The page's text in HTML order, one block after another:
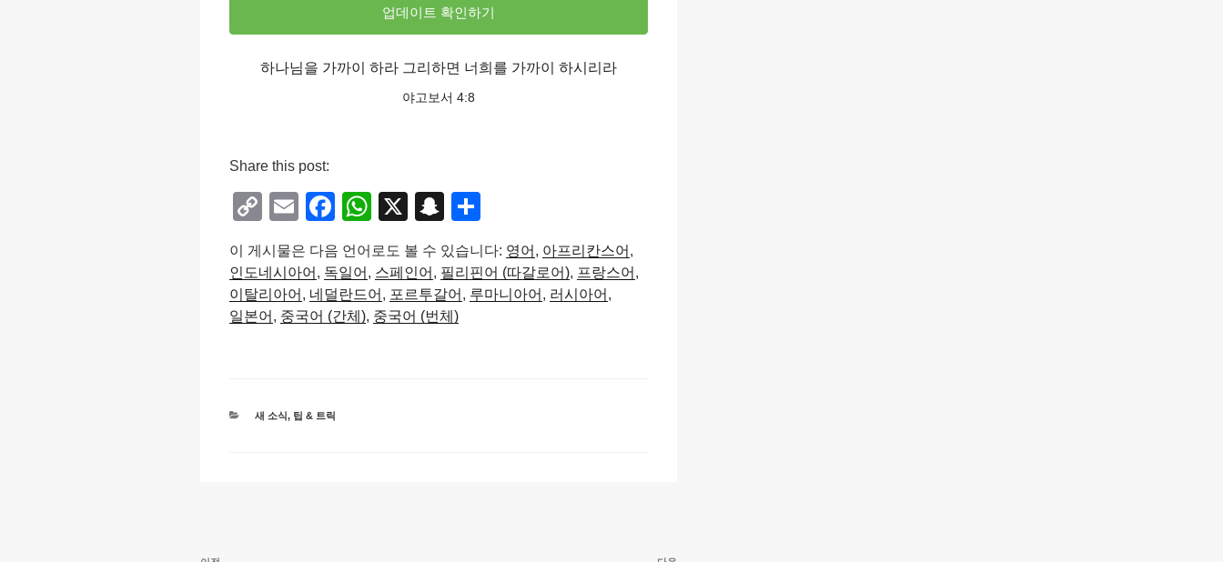
업데이트 확인하기
하나님을 가까이 하라 그리하면 너희를 가까이 하시리라
야고보서 4:8
Share this post:
C
p
y
Li
E
ail
F
c
e
b
W
at
s
A
X
S
a
p
c
ar
e
이 게시물은 다음 언어로도 볼 수 있습니다: 영어
아프리칸스어
인도네시아어
독일어 스페인어 필리핀어 (따갈로어) 프랑스어
이탈리아어
네덜란드어 포르투갈어 루마니아어
러시아어
일본어
중국어 (간체) 중국어 (번체)
카
새 소식, 팁 & 트릭
글